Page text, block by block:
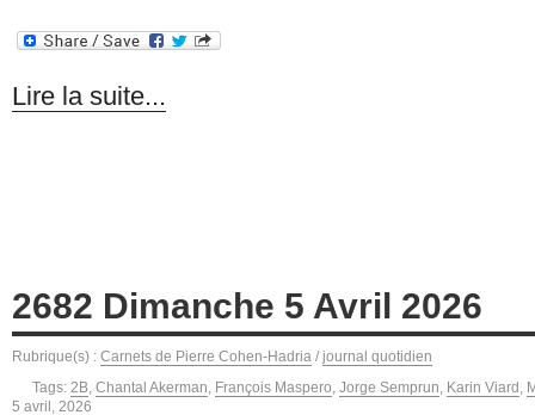
Lire la suite...
2682 Dimanche 5 Avril 2026
Rubrique(s) : Carnets de Pierre Cohen-Hadria / journal quotidien
Tags: 2B, Chantal Akerman, François Maspero, Jorge Semprun, Karin Viard ,
5 avril, 2026